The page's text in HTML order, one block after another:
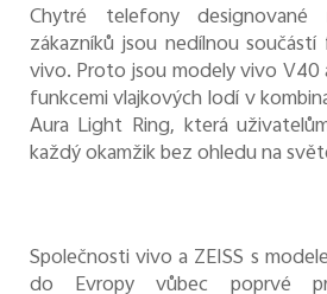
Chytré telefony
zákazníků jsou nedílnou
vivo. Proto jsou modely vivo
funkcemi vlajkových lodí v
Aura Light Ring, která
každý okamžik bez ohledu na
Společnosti vivo a ZEISS s
do Evropy vůbec poprvé